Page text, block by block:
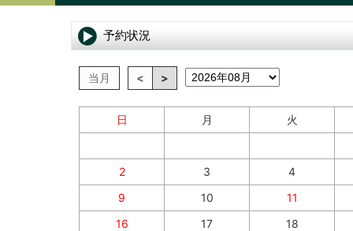
予約状況
当月 < >
日 月 火
2 3
4
9
10
11
16
17
18